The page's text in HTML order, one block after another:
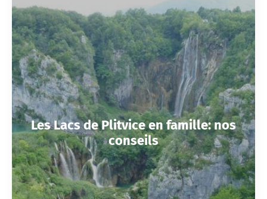
Les Lacs de Plitvice en famille: nos
conseils